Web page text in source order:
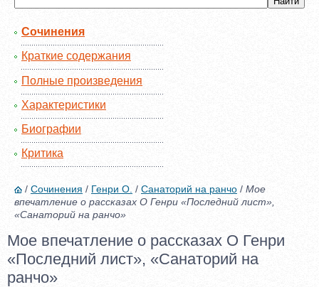
Сочинения
Краткие содержания
Полные произведения
Характеристики
Биографии
Критика
/ Сочинения / Генри О. / Санаторий на ранчо / Мое
впечатление о рассказах О Генри «Последний лист»,
«Санаторий на ранчо»
Мое впечатление о рассказах О Генри
«Последний лист», «Санаторий на
ранчо»